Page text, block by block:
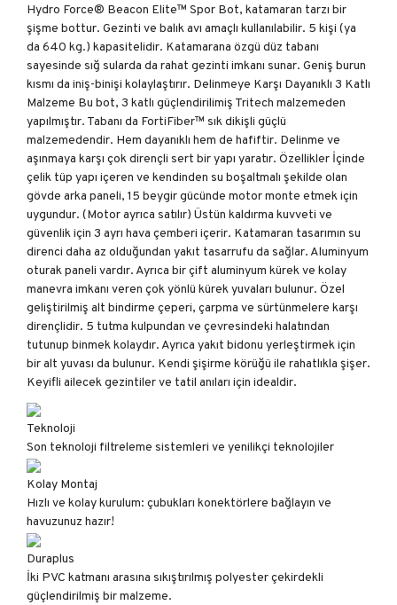
Hydro Force® Beacon Elite™ Spor Bot, katamaran tarzı bir
şişme bottur. Gezinti ve balık avı amaçlı kullanılabilir. 5 kişi (ya
da 640 kg.) kapasitelidir. Katamarana özgü düz tabanı
sayesinde sığ sularda da rahat gezinti imkanı sunar. Geniş burun
kısmı da iniş-binişi kolaylaştırır. Delinmeye Karşı Dayanıklı 3 Katlı
Malzeme Bu bot, 3 katlı güçlendirilimiş Tritech malzemeden
yapılmıştır. Tabanı da FortiFiber™ sık dikişli güçlü
malzemedendir. Hem dayanıklı hem de hafiftir. Delinme ve
aşınmaya karşı çok dirençli sert bir yapı yaratır. Özellikler İçinde
çelik tüp yapı içeren ve kendinden su boşaltmalı şekilde olan
gövde arka paneli, 15 beygir gücünde motor monte etmek için
uygundur. (Motor ayrıca satılır) Üstün kaldırma kuvveti ve
güvenlik için 3 ayrı hava çemberi içerir. Katamaran tasarımın su
direnci daha az olduğundan yakıt tasarrufu da sağlar. Aluminyum
oturak paneli vardır. Ayrıca bir çift aluminyum kürek ve kolay
manevra imkanı veren çok yönlü kürek yuvaları bulunur. Özel
geliştirilmiş alt bindirme çeperi, çarpma ve sürtünmelere karşı
dirençlidir. 5 tutma kulpundan ve çevresindeki halatından
tutunup binmek kolaydır. Ayrıca yakıt bidonu yerleştirmek için
bir alt yuvası da bulunur. Kendi şişirme körüğü ile rahatlıkla şişer.
Keyifli ailecek gezintiler ve tatil anıları için idealdir.
Teknoloji
Son teknoloji filtreleme sistemleri ve yenilikçi teknolojiler
Kolay Montaj
Hızlı ve kolay kurulum: çubukları konektörlere bağlayın ve
havuzunuz hazır!
Duraplus
İki PVC katmanı arasına sıkıştırılmış polyester çekirdekli
güçlendirilmiş bir malzeme.